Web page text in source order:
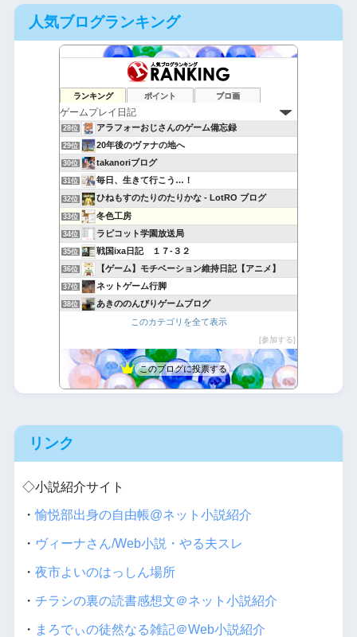
人気ブログランキング
ランキング ポイント ブロ画
26位 萎えと飽きの狭間で
27位 つれづれヴェニモニカ
28位 アラフォーおじさんのゲーム備忘録
29位 20年後のヴァナの地へ
30位 takanoriブログ
31位 毎日、生きて行こう…！
32位 ひねもすのたりのたりかな - LotRO ブログ
33位 冬色工房
34位 ラピコット学園放送局
35位 戦国ixa日記 １７-３２
36位 【ゲーム】モチベーション維持日記【アニメ】
37位 ネットゲーム行脚
38位 あきののんびりゲームブログ
フィオナのいてまえブログ
パワプロ サクセス選手パスワード保管庫
このカテゴリを全て表示
参加する
このブログに投票する
リンク
◇小説紹介サイト
・愉悦部出身の自由帳@ネット小説紹介
・ ヴィーナさん/Web小説・やる夫スレ
・ 夜市よいのはっしん場所
・ チラシの裏の読書感想文＠ネット小説紹介
・ まろでぃの徒然なる雑記＠Web小説紹介